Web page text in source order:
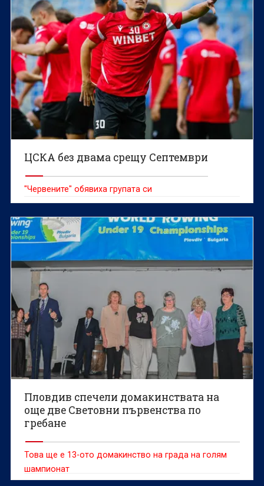
ЦСКА без двама срещу Септември
"Червените" обявиха групата си
Пловдив спечели домакинствата на
още две Световни първенства по
гребане
Това ще е 13-ото домакинство на града на голям
шампионат